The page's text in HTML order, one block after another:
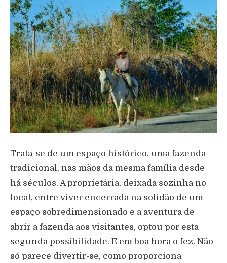
Trata-se de um espaço histórico, uma fazenda
tradicional, nas mãos da mesma família desde
há séculos. A proprietária, deixada sozinha no
local, entre viver encerrada na solidão de um
espaço sobredimensionado e a aventura de
abrir a fazenda aos visitantes, optou por esta
segunda possibilidade. E em boa hora o fez. Não
só parece divertir-se, como proporciona